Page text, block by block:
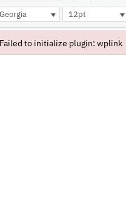
Georgia 12pt
Failed to initialize plugin: wplink
to initialize plugin: wplink